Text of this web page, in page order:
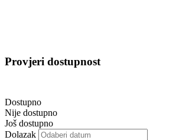
Provjeri dostupnost
Dostupno
Nije dostupno
Još dostupno
Dolazak